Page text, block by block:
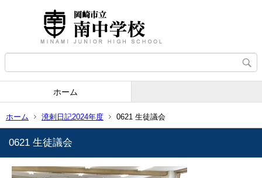
ホーム
ホーム 溌剌日記2024年度 0621 生徒議会
0621 生徒議会